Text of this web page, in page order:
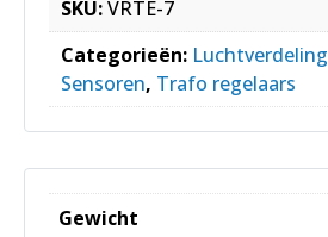
SKU:VRTE-7
Categorieën: Luchtverdeling
Sensoren, Trafo regelaars
Gewicht